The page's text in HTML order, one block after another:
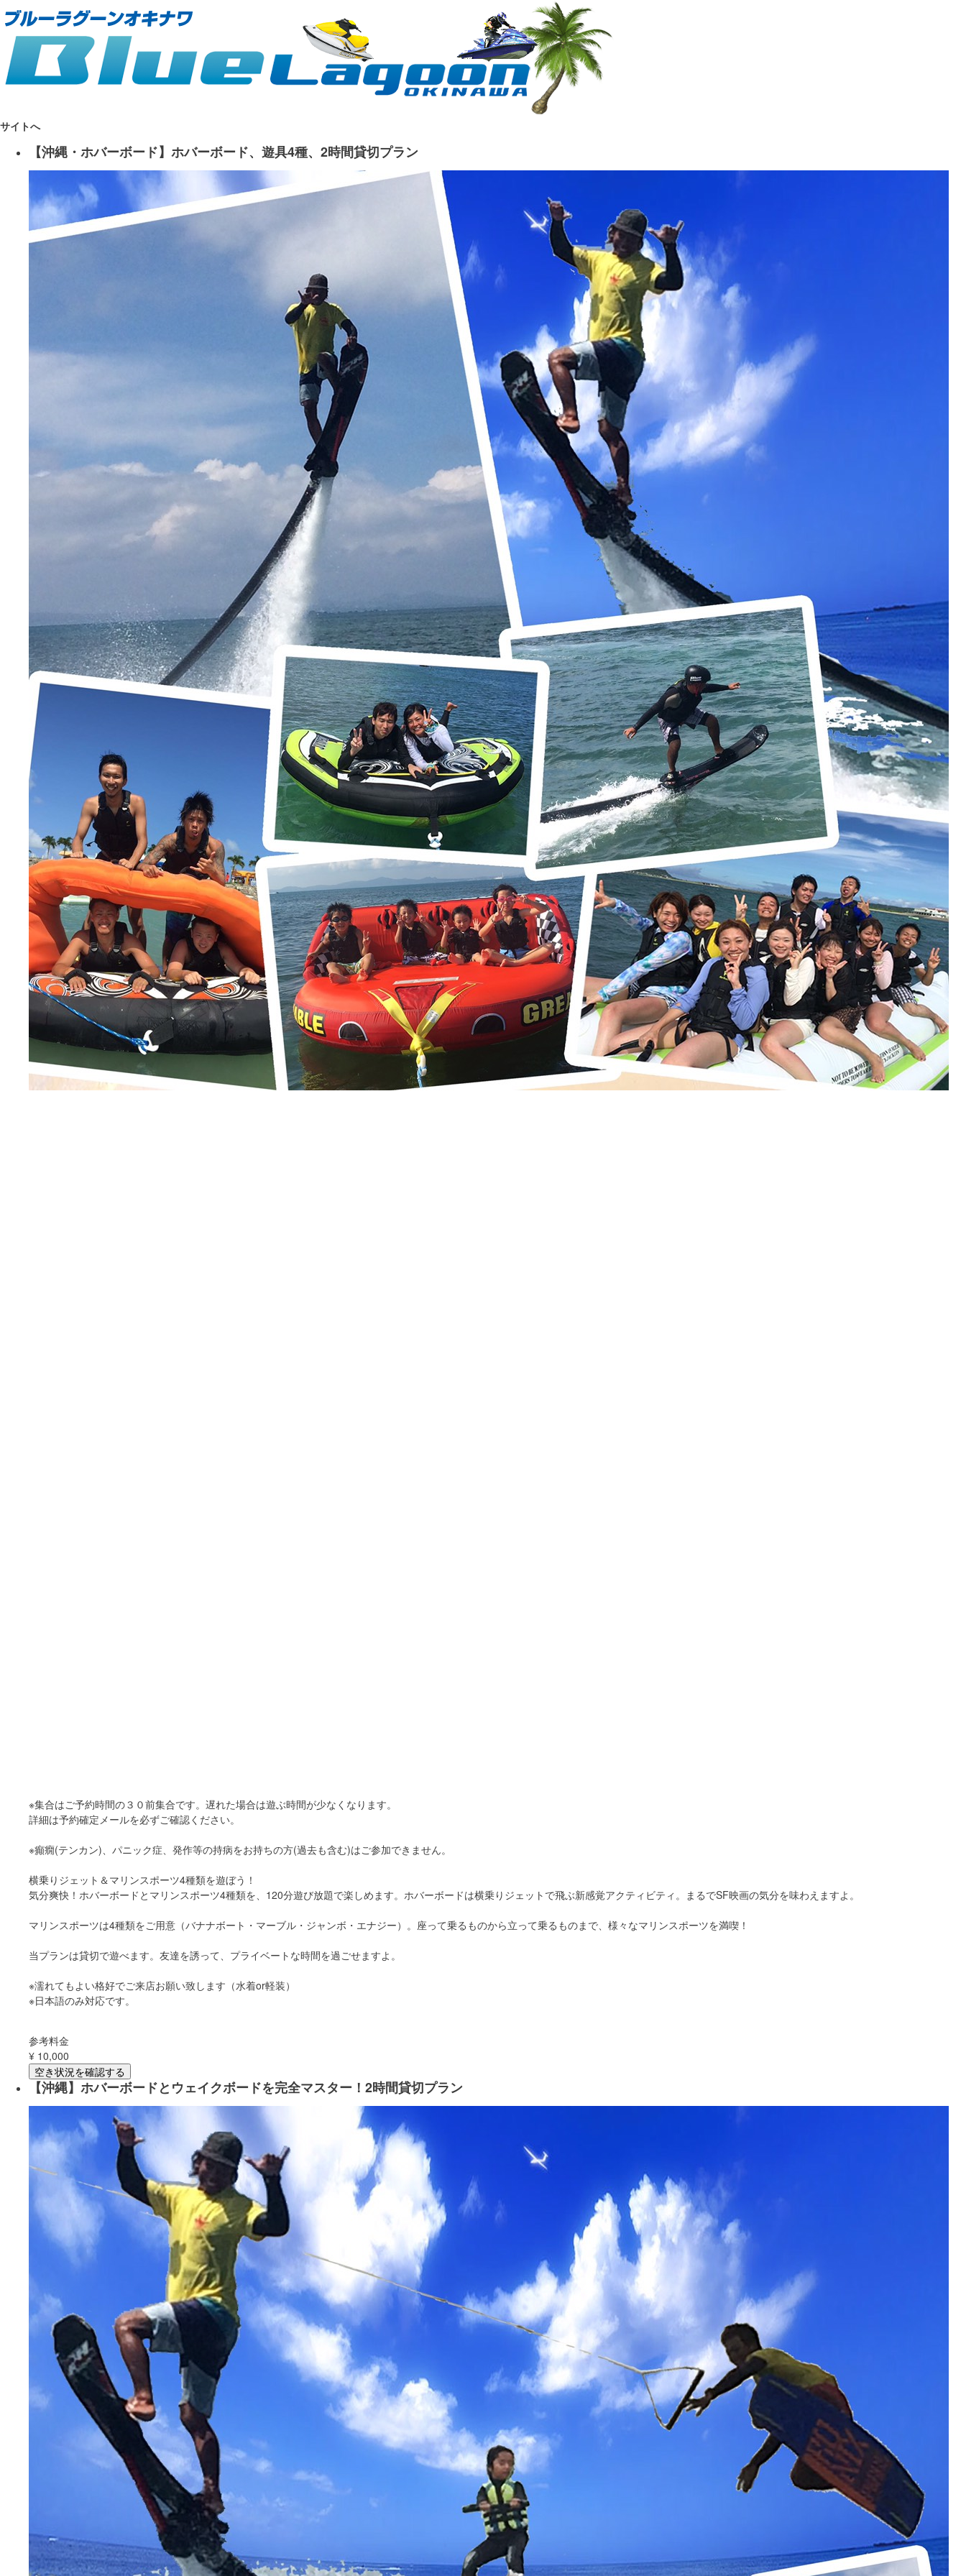
サイトへ
【沖縄・ホバーボード】ホバーボード、遊具4種、2時間貸切プラン
※集合はご予約時間の３０前集合です。遅れた場合は遊ぶ時間が少なくなります。
詳細は予約確定メールを必ずご確認ください。
※癲癇(テンカン)、パニック症、発作等の持病をお持ちの方(過去も含む)はご参加できません。
横乗りジェット＆マリンスポーツ4種類を遊ぼう！
気分爽快！ホバーボードとマリンスポーツ4種類を、120分遊び放題で楽しめます。ホバーボードは横乗りジェットで飛ぶ新感覚アクティビティ。まるでSF映画の気分を味わえますよ。
マリンスポーツは4種類をご用意（バナナボート・マーブル・ジャンボ・エナジー）。座って乗るものから立って乗るものまで、様々なマリンスポーツを満喫！
当プランは貸切で遊べます。友達を誘って、プライベートな時間を過ごせますよ。
※濡れてもよい格好でご来店お願い致します（水着or軽装）
※日本語のみ対応です。
参考料金
¥ 10,000
空き状況を確認する
【沖縄】ホバーボードとウェイクボードを完全マスター！2時間貸切プラン